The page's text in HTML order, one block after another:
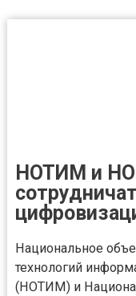
НОТИМ и
Национальное
технологий
(НОТИМ) и